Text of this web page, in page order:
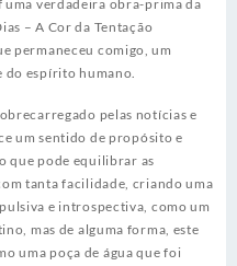
verdadeira obra-prima da
– A Cor da Tentação
permaneceu comigo, um
do espírito humano.
pelas notícias e
um sentido de propósito e
que pode equilibrar as
tanta facilidade, criando uma
e introspectiva, como um
mas de alguma forma, este
uma poça de água que foi